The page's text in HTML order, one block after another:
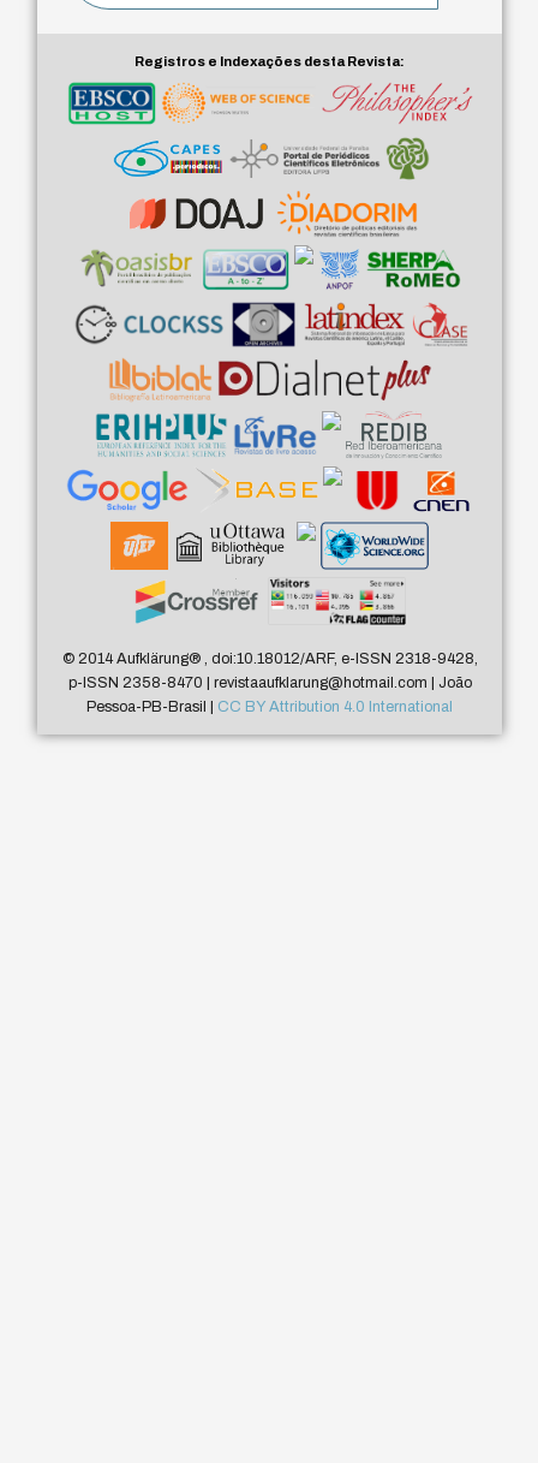
Registros e Indexações desta Revista:
© 2014 Aufklärung®, doi:10.18012/ARF, e-ISSN 2318-9428,
p-ISSN 2358-8470 | revistaaufklarung@hotmail.com | João
Pessoa-PB-Brasil | CC BY Attribution 4.0 International